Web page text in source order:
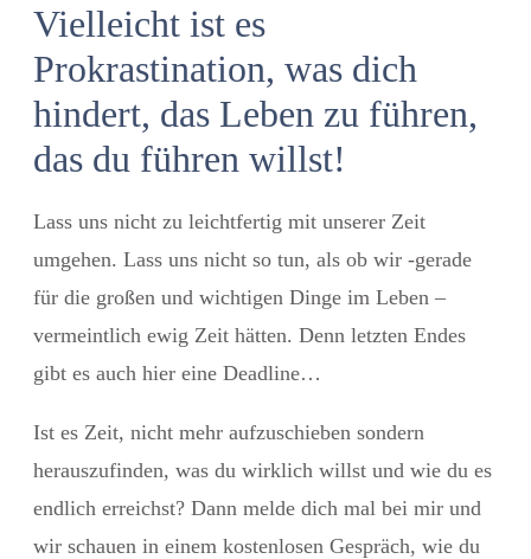
Vielleicht ist es
Prokrastination, was dich
hindert, das Leben zu führen,
das du führen willst!
Lass uns nicht zu leichtfertig mit unserer Zeit
umgehen. Lass uns nicht so tun, als ob wir -gerade
für die großen und wichtigen Dinge im Leben –
vermeintlich ewig Zeit hätten. Denn letzten Endes
gibt es auch hier eine Deadline…
Ist es Zeit, nicht mehr aufzuschieben sondern
herauszufinden, was du wirklich willst und wie du es
endlich erreichst? Dann melde dich mal bei mir und
wir schauen in einem kostenlosen Gespräch, wie du